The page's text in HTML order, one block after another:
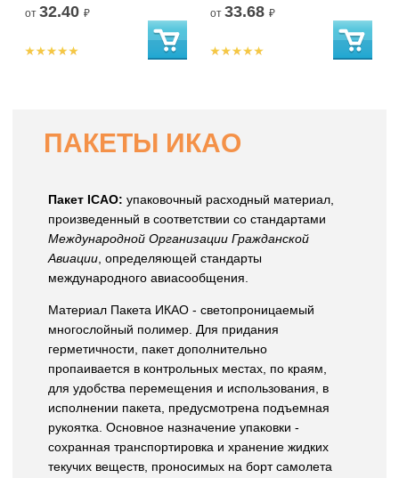
от 32.40 ₽ от 33.68 ₽
ПАКЕТЫ ИКАО
Пакет ICAO: упаковочный расходный материал,
произведенный в соответствии со стандартами
Международной Организации Гражданской
Авиации, определяющей стандарты
международного авиасообщения.
Материал Пакета ИКАО - светопроницаемый
многослойный полимер. Для придания
герметичности, пакет дополнительно
пропаивается в контрольных местах, по краям,
для удобства перемещения и использования, в
исполнении пакета, предусмотрена подъемная
рукоятка. Основное назначение упаковки -
сохранная транспортировка и хранение жидких
текучих веществ, проносимых на борт самолета